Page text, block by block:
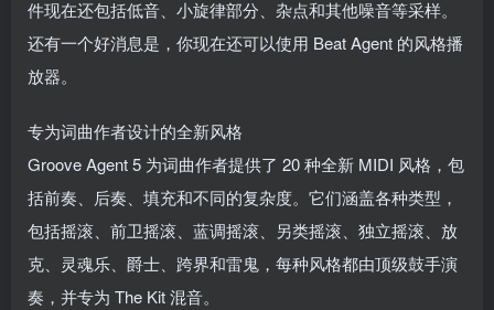
件现在还包括低音、小旋律部分、杂点和其他噪音等采样。
还有一个好消息是，你现在还可以使用 Beat Agent 的风格播
放器。
专为词曲作者设计的全新风格
Groove Agent 5 为词曲作者提供了 20 种全新 MIDI 风格，包
括前奏、后奏、填充和不同的复杂度。它们涵盖各种类型，
包括摇滚、前卫摇滚、蓝调摇滚、另类摇滚、独立摇滚、放
克、灵魂乐、爵士、跨界和雷鬼，每种风格都由顶级鼓手演
奏，并专为 The Kit 混音。